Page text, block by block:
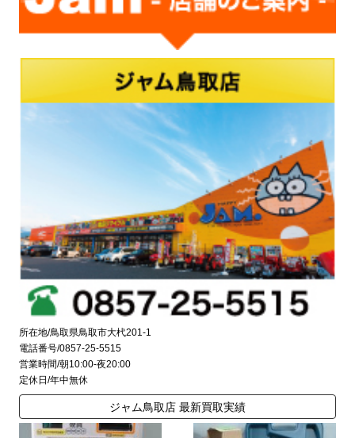
所在地/鳥取県鳥取市大杙201-1
電話番号/0857-25-5515
営業時間/朝10:00-夜20:00
定休日/年中無休
ジャム鳥取店 最新買取実績